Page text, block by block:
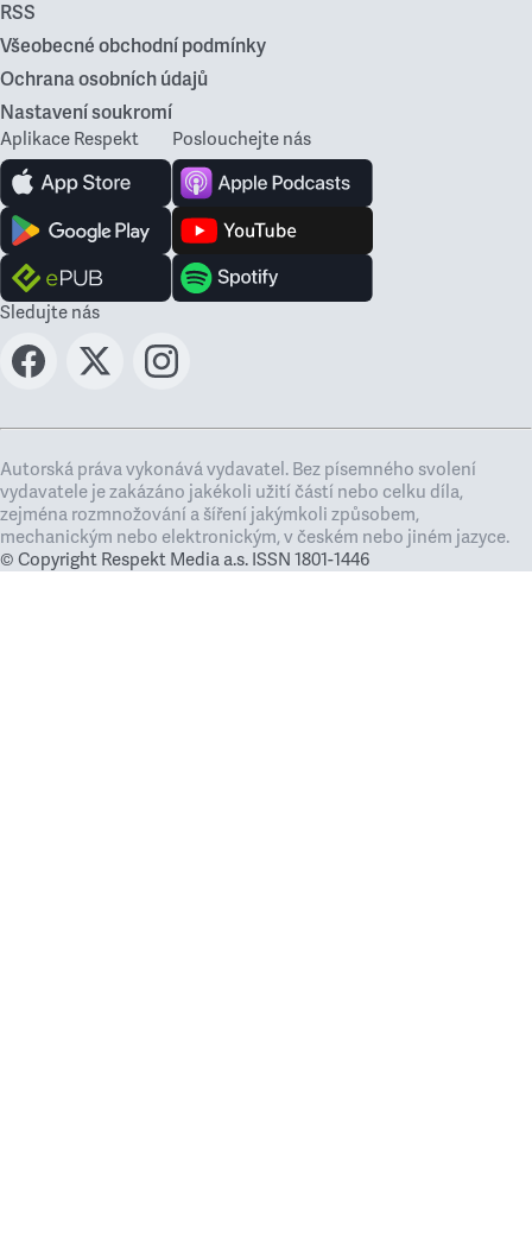
RSS
Všeobecné obchodní podmínky
Ochrana osobních údajů
Nastavení soukromí
Aplikace Respekt Poslouchejte nás
Sledujte nás
Autorská práva vykonává vydavatel. Bez písemného svolení
vydavatele je zakázáno jakékoli užití částí nebo celku díla,
zejména rozmnožování a šíření jakýmkoli způsobem,
mechanickým nebo elektronickým, v českém nebo jiném jazyce.
© Copyright Respekt Media a.s. ISSN 1801-1446